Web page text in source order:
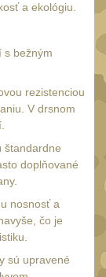
a ekológiu.
s bežným
rezistenciou
V drsnom
štandardne
doplňované
nosnosť a
čo je
sú upravené